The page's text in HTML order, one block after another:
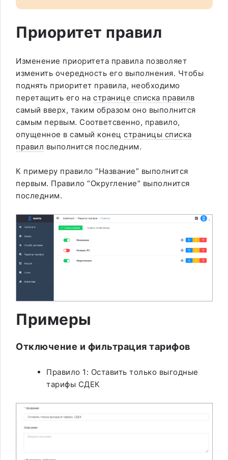
Приоритет правил
Изменение приоритета правила позволяет
изменить очередность его выполнения. Чтобы
поднять приоритет правила, необходимо
перетащить его на странице списка правилв
самый вверх, таким образом оно выполнится
самым первым. Соответсвенно, правило,
опущенное в самый конец страницы списка
правил выполнится последним.
К примеру правило “Название” выполнится
первым. Правило “Округление” выполнится
последним.
Примеры
Отключение и фильтрация тарифов
Правило 1: Оставить только выгодные
тарифы СДЕК